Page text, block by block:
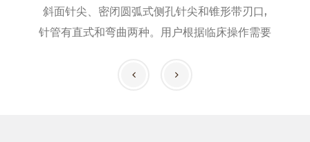
斜面针尖、密闭圆弧式侧孔针尖和锥形带刃口,
针管有直式和弯曲两种。用户根据临床操作需要